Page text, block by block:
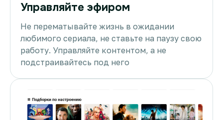
Управляйте эфиром
Не перематывайте жизнь в ожидании
любимого сериала, не ставьте на паузу свою
работу. Управляйте контентом, а не
подстраивайтесь под него